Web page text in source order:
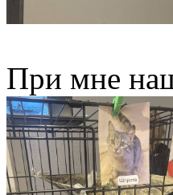
При мне